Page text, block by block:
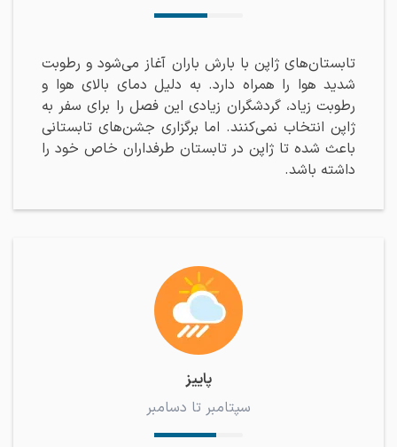
تابستان‌های ژاپن با بارش باران آغاز می‌شود و رطوبت
شدید هوا را همراه دارد. به دلیل دمای بالای هوا و
رطوبت زیاد، گردشگران زیادی این فصل را برای سفر به
ژاپن انتخاب نمی‌کنند. اما برگزاری جشن‌های تابستانی
باعث شده تا ژاپن در تابستان طرفداران خاص خود را
داشته باشد.
پاییز
سپتامبر تا دسامبر